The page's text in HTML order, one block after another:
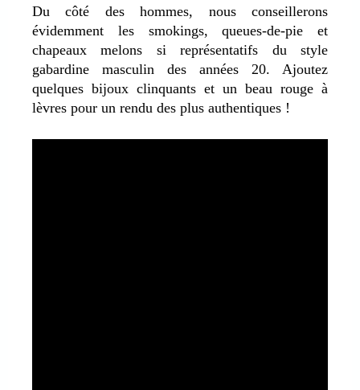
Du côté des hommes, nous conseillerons
évidemment les smokings, queues-de-pie et
chapeaux melons si représentatifs du style
gabardine masculin des années 20. Ajoutez
quelques bijoux clinquants et un beau rouge à
lèvres pour un rendu des plus authentiques !